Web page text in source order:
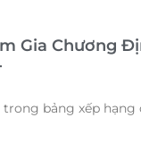
Gia Chương
bảng xếp hạng